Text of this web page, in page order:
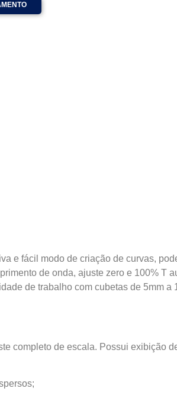
e fácil modo de criação de curvas,
de onda, ajuste zero e 100% T
de trabalho com cubetas de 5mm a
completo de escala. Possui exibição